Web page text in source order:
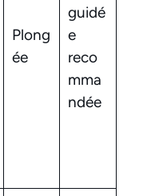
Plong
ée
guidé
e
reco
mma
ndée